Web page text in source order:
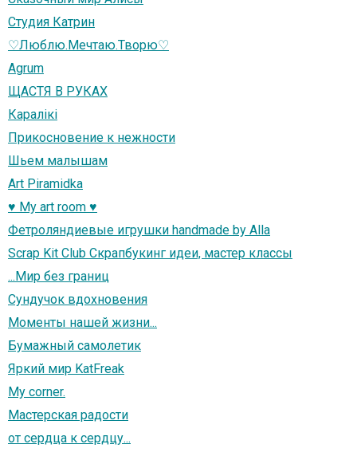
Студия Катрин
♡Люблю.Мечтаю.Творю♡
Agrum
ЩАСТЯ В РУКАХ
Каралiкi
Прикосновение к нежности
Шьем малышам
Art Piramidka
♥ My art room ♥
Фетроляндиевые игрушки handmade by Alla
Scrap Kit Club Скрапбукинг идеи, мастер классы
...Мир без границ
Сундучок вдохновения
Моменты нашей жизни...
Бумажный самолетик
Яркий мир KatFreak
My corner.
Мастерская радости
от сердца к сердцу...